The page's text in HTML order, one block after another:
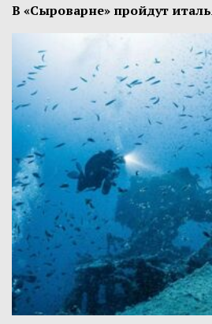
В «Сыроварне» пройдут